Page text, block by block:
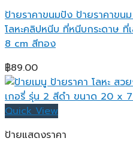
ป้ายราคาขนมปัง ป้ายราคาขน
โลหะคลิปหนีบ ที่หนีบกระดาษ
8 cm สีทอง
฿89.00
Quick View
ป้ายแสดงราคา